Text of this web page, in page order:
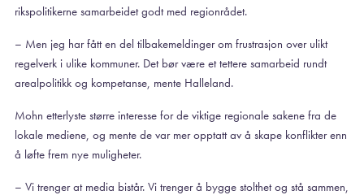
rikspolitikerne samarbeidet godt med regionrådet.
– Men jeg har fått en del tilbakemeldinger om frustrasjon over ulikt
regelverk i ulike kommuner. Det bør være et tettere samarbeid rundt
arealpolitikk og kompetanse, mente Halleland.
Mohn etterlyste større interesse for de viktige regionale sakene fra de
lokale mediene, og mente de var mer opptatt av å skape konflikter enn
å løfte frem nye muligheter.
– Vi trenger at media bistår. Vi trenger å bygge stolthet og stå sammen,